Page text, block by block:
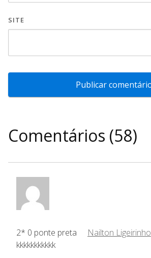
SITE
Comentários (58)
Nailton Ligeirinho
2* 0 ponte preta
kkkkkkkkkkk